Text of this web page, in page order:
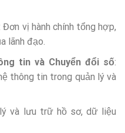
Đơn vị hành chính tổng hợp,
lãnh đạo.
tin và Chuyển đổi số:
thông tin trong quản lý và
và lưu trữ hồ sơ, dữ liệu